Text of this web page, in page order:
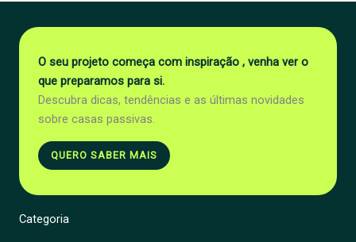
O seu projeto começa com inspiração , venha ver o
que preparamos para si.
Descubra dicas, tendências e as últimas novidades
sobre casas passivas.
QUERO SABER MAIS
Categoria